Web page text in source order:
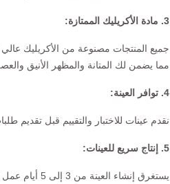
3. مادة الأكريليك الممتازة:
مما يضمن لك المتانة والمظهر الأنيق
4. توافر العينة:
نقدم عينات للاختبار والتقييم قبل تقديم
5. إنتاج سريع للعينات:
يستغرق إنشاء العينة من 3 إلى 5 أيام عمل تقريباً، مع متوسط زمني للشحن يبلغ أسبوعاً واحداً لمعظم الوجهات.